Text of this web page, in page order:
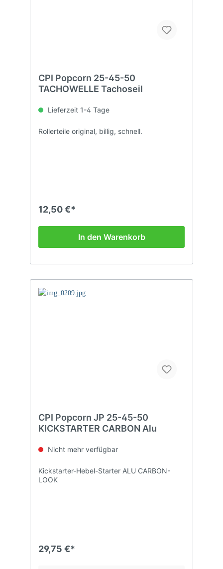
CPI Popcorn 25-45-50
TACHOWELLE Tachoseil
Lieferzeit 1-4 Tage
Rollerteile original, billig, schnell.
12,50 €*
In den Warenkorb
CPI Popcorn JP 25-45-50
KICKSTARTER CARBON Alu
Nicht mehr verfügbar
Kickstarter-Hebel-Starter ALU CARBON-
LOOK
29,75 €*